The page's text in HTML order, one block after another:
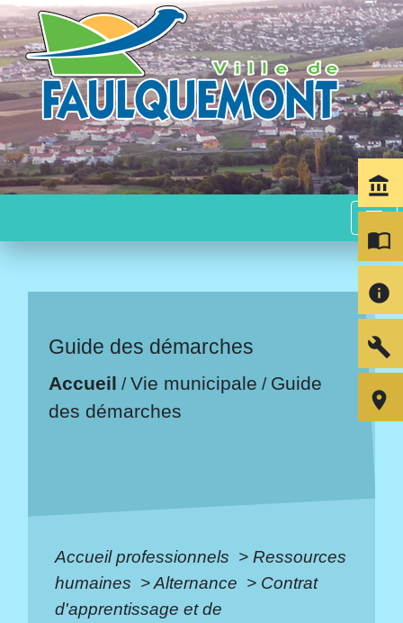
menu
Guide des démarches
Accueil /Vie municipale / Guide
des démarches
Accueil professionnels > Ressources
humaines >Alternance > Contrat
d'apprentissage et de
account_balance
import_contacts
info
build
room